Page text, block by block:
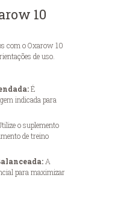
10
com o Oxarow 10
de uso.
É
indicada para
o suplemento
de treino
A
para maximizar